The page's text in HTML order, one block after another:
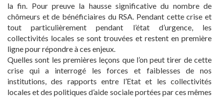
la fin. Pour preuve la hausse significative du nombre de
chômeurs et de bénéficiaires du RSA. Pendant cette crise et
tout particulièrement pendant l’état d’urgence, les
collectivités locales se sont trouvées et restent en première
ligne pour répondre à ces enjeux.
Quelles sont les premières leçons que l’on peut tirer de cette
crise qui a interrogé les forces et faiblesses de nos
institutions, des rapports entre l’Etat et les collectivités
locales et des politiques d’aide sociale portées par ces mêmes